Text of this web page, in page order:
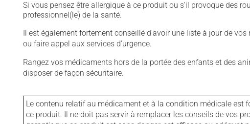
Si vous pensez être allergique à ce produit ou s'il provoque des
professionnel(le) de la santé.
Il est également fortement conseillé d'avoir une liste à jour de
ou faire appel aux services d'urgence.
Rangez vos médicaments hors de la portée des enfants et des
disposer de façon sécuritaire.
Le contenu relatif au médicament et à la condition médicale est
ce produit. Il ne doit pas servir à remplacer les conseils de vos